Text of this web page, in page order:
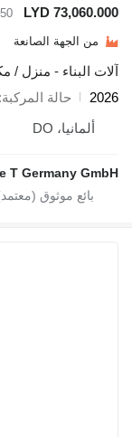
LYD
€9,950
≈ $11,500
الصانعة
- منزل / مكتب متنقل
المركبة
جديد
Module T